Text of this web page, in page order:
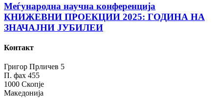
Меѓународна научна конференција
КНИЖЕВНИ ПРОЕКЦИИ 2025: ГОДИНА НА
ЗНАЧАЈНИ ЈУБИЛЕИ
Контакт
Григор Прличев 5
П. фах 455
1000 Скопје
Македонија